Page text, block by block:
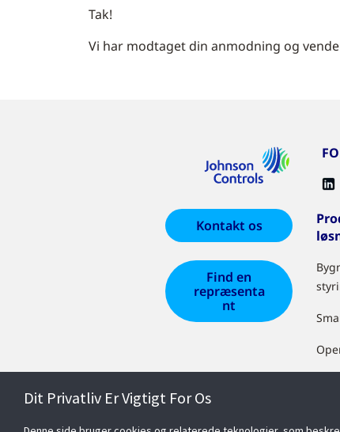
Tak!
Vi har modtaget din anmodning og
Kontakt os
Find en
repræsenta
nt
Dit Privatliv Er Vigtigt For Os